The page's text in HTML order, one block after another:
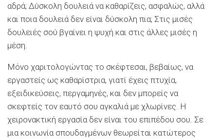
αδρά; Δύσκολη δουλειά να καθαρίζεις, ασφαλώς, αλλά
και ποια δουλειά δεν είναι δύσκολη πια; Στις μισές
δουλειές σού βγαίνει η ψυχή και στις άλλες μισές η
μέση.
Μόνο χαριτολογώντας το σκέφτεσαι, βεβαίως, να
εργαστείς ως καθαρίστρια, γιατί έχεις πτυχία,
εξειδικεύσεις, περγαμηνές, και δεν μπορείς να
σκεφτείς τον εαυτό σου αγκαλιά με χλωρίνες. Η
χειρονακτική εργασία δεν είναι του επιπέδου σου. Σε
μια κοινωνία σπουδαγμένων θεωρείται κατώτερος